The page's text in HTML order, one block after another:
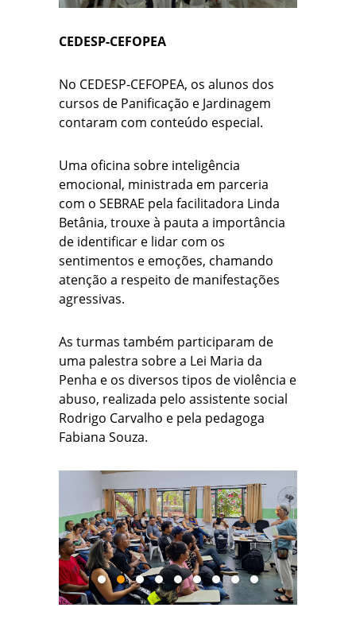
CEDESP-CEFOPEA
No CEDESP-CEFOPEA, os alunos dos
cursos de Panificação e Jardinagem
contaram com conteúdo especial.
Uma oficina sobre inteligência
emocional, ministrada em parceria
com o SEBRAE pela facilitadora Linda
Betânia, trouxe à pauta a importância
de identificar e lidar com os
sentimentos e emoções, chamando
atenção a respeito de manifestações
agressivas.
As turmas também participaram de
uma palestra sobre a Lei Maria da
Penha e os diversos tipos de violência e
abuso, realizada pelo assistente social
Rodrigo Carvalho e pela pedagoga
Fabiana Souza.